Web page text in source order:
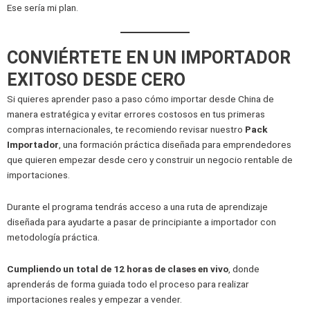
Ese sería mi plan.
CONVIÉRTETE EN UN IMPORTADOR
EXITOSO DESDE CERO
Si quieres aprender paso a paso cómo importar desde China de
manera estratégica y evitar errores costosos en tus primeras
compras internacionales, te recomiendo revisar nuestro Pack
Importador, una formación práctica diseñada para emprendedores
que quieren empezar desde cero y construir un negocio rentable de
importaciones.
Durante el programa tendrás acceso a una ruta de aprendizaje
diseñada para ayudarte a pasar de principiante a importador con
metodología práctica.
Cumpliendo un total de 12 horas de clases en vivo, donde
aprenderás de forma guiada todo el proceso para realizar
importaciones reales y empezar a vender.